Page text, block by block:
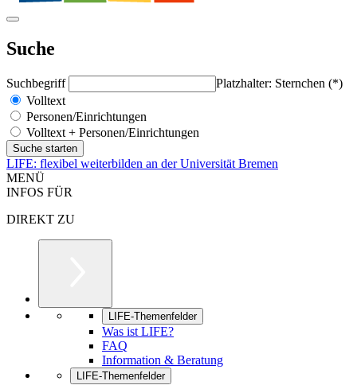
Suche
Suchbegriff
Platzhalter: Sternchen (*)
Volltext
Personen/Einrichtungen
Volltext + Personen/Einrichtungen
LIFE: flexibel weiterbilden an der Universität Bremen
MENÜ
INFOS FÜR
DIREKT ZU
LIFE-Themenfelder
Was ist LIFE?
FAQ
Information & Beratung
LIFE-Themenfelder